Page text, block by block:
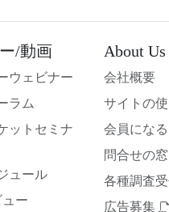
/動画
ウェビナー
ラム
ットセミナ
ュール
ー
About Us
会社概要
サイトの
会員にな
問合せの
各種調査
広告募集